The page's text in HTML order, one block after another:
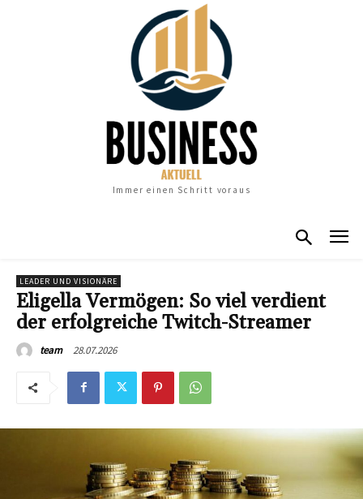
Immer einen Schritt voraus
LEADER UND VISIONÄRE
Eligella Vermögen: So viel verdient
der erfolgreiche Twitch-Streamer
team 28.07.2026